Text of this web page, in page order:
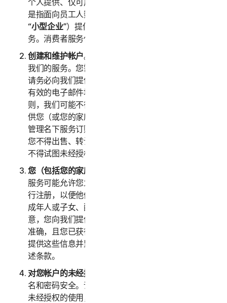
个人提供、仅可用于家庭用途的任何服务。“
是指面向员工人数不超过五十 (50) 人的企业（以下称
“小型企业”）提供、仅可内部用于商业用途的任何服
务。消费者服务仅适用于消费者，不适用于小型企业。
创建和维护帐户。您必须年满 18 周岁才能访问和使用
我们的服务。您需要创建一个帐户来访问和使用服务。
请务必向我们提供准确、完整且最新的帐户信息（包括
有效的电子邮件地址），并且及时更新此类信息。否
则，我们可能不得不暂停或终止您的帐户。您的帐户仅
供您（或您的家庭成员或企业，视具体服务而定）用于
管理名下服务订购，不得由其他第三方用于任何目的。
您不得出售、转让或允许其他人使用您的帐户凭据。您
不得试图未经授权访问其他用户的帐户。
您（包括您的家庭或小型企业）的信息的准确性。
服务可能允许您为家庭成员/小型企业员工或其设备进
行注册，以便他们使用服务。如果您为父母或长辈、未
成年人或子女、配偶或伴侣、员工进行注册，则您同
意，您向我们提供的关于您本人或上述人员的信息真实
准确，且您已获得上述人员正式授权以代表他们向我们
提供这些信息并监控他们的帐户。您还代表他们同意上
述条款。
对您帐户的未经授权访问
名和密码安全。请勿与他人共享此信息，一旦发现任何
未经授权的使用，请立即通知我们。您应对您帐户下发